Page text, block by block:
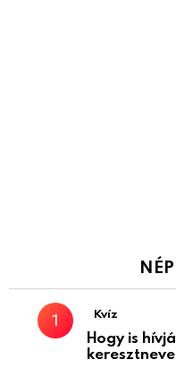
Kvíz
Hogy is